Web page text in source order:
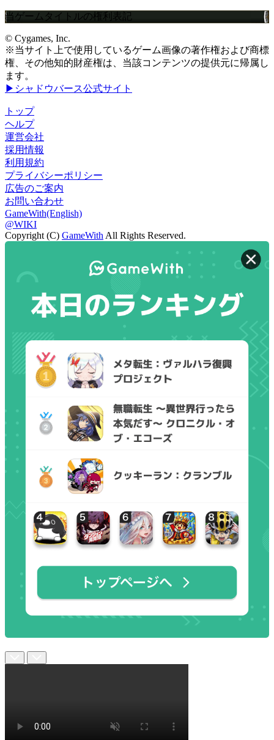
当ゲームタイトルの権利表記
© Cygames, Inc.
※当サイト上で使用しているゲーム画像の著作権および商標
権、その他知的財産権は、当該コンテンツの提供元に帰属し
ます。
▶シャドウバース公式サイト
トップ
ヘルプ
運営会社
採用情報
利用規約
プライバシーポリシー
広告のご案内
お問い合わせ
GameWith(English)
@WIKI
Copyright (C) GameWith All Rights Reserved.